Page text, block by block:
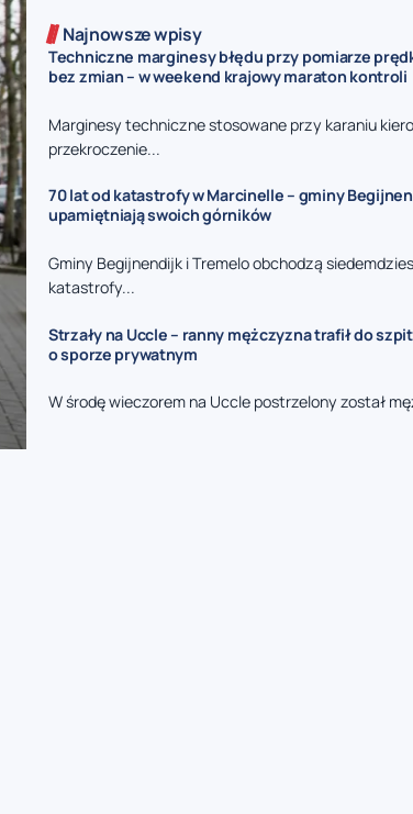
Najnowsze wpisy
Techniczne marginesy błędu przy pomiarze
bez zmian – w weekend krajowy maraton kontroli
Marginesy techniczne stosowane przy karaniu
przekroczenie...
70 lat od katastrofy w Marcinelle – gminy
upamiętniają swoich górników
Gminy Begijnendijk i Tremelo obchodzą
katastrofy...
Strzały na Uccle – ranny mężczyzna trafił do
o sporze prywatnym
W środę wieczorem na Uccle postrzelony został